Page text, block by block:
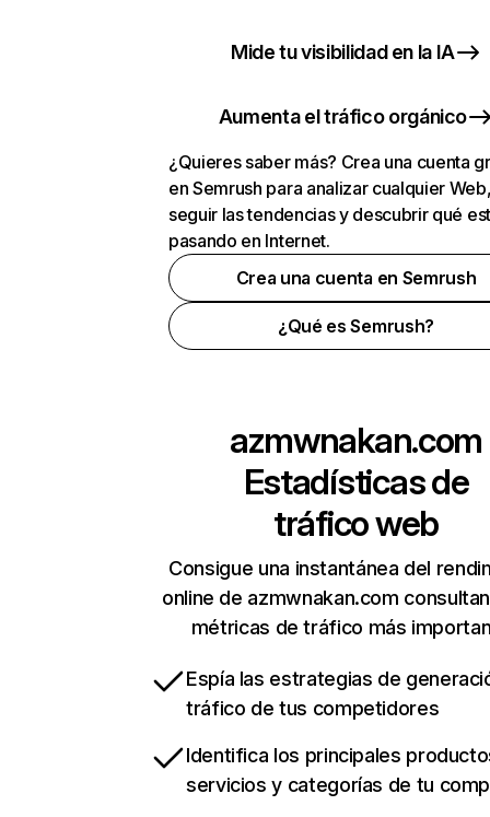
Mide tu visibilidad en la IA
Aumenta el tráfico orgánico
¿Quieres saber más? Crea una cuenta
en Semrush para analizar cualquier
seguir las tendencias y descubrir qué
pasando en Internet.
Crea una cuenta en Semrush
¿Qué es Semrush?
azmwnakan.com
Estadísticas de
tráfico web
Consigue una instantánea del
online de azmwnakan.com
métricas de tráfico más
Espía las estrategias de
tráfico de tus competidores
Identifica los principales
servicios y categorías de tu